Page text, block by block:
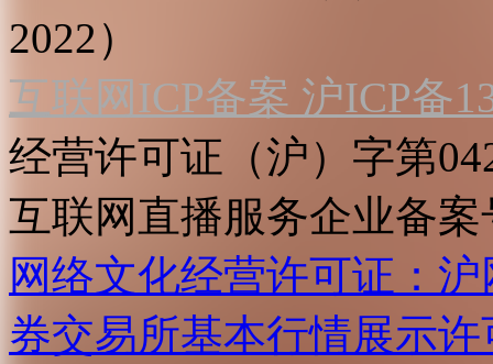
2022）
互联网ICP备案 沪ICP备
经营许可证（沪）字第
互联网直播服务企业备案
网络文化经营许可证：
券交易所基本行情展示许